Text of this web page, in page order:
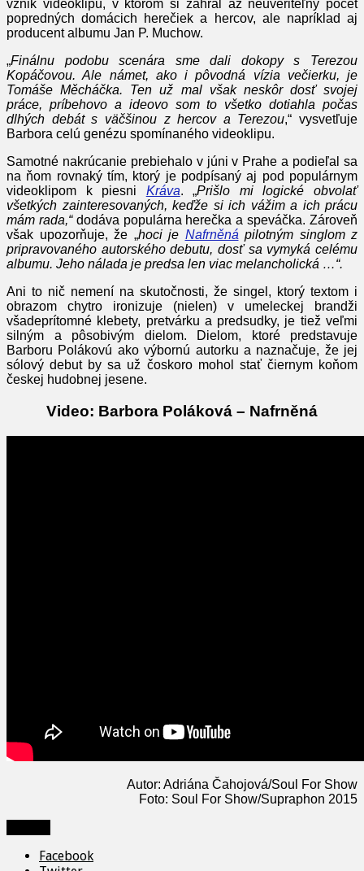
vznik videoklipu, v ktorom si zahral až neuveriteľný počet
popredných domácich herečiek a hercov, ale napríklad aj
producent albumu Jan P. Muchow.
„Finálnu podobu scenára sme dali dokopy s Terezou
Kopáčovou. Ale námet, ako i pôvodná vízia večierku, je
Tomáše Měcháčka. Ten už mal však neskôr dosť svojej
práce, príbehovo a ideovo som to všetko dotiahla počas
dlhých debát s väčšinou z hercov a Terezou,“ vysvetľuje
Barbora celú genézu spomínaného videoklipu.
Samotné nakrúcanie prebiehalo v júni v Prahe a podieľal sa
na ňom rovnaký tím, ktorý je podpísaný aj pod populárnym
videoklipom k piesni Kráva. „Prišlo mi logické obvolať
všetkých zainteresovaných, keďže si ich vážim a ich prácu
mám rada,“ dodáva populárna herečka a speváčka. Zároveň
však upozorňuje, že „hoci je Nafrněná pilotným singlom z
pripravovaného autorského debutu, dosť sa vymyká celému
albumu. Jeho nálada je predsa len viac melancholická …“.
Ani to nič nemení na skutočnosti, že singel, ktorý textom i
obrazom chytro ironizuje (nielen) v umeleckej brandži
všadeprítomné klebety, pretvárku a predsudky, je tiež veľmi
silným a pôsobivým dielom. Dielom, ktoré predstavuje
Barboru Polákovú ako výbornú autorku a naznačuje, že jej
sólový debut by sa už čoskoro mohol stať čiernym koňom
českej hudobnej jesene.
Video: Barbora Poláková – Nafrněná
Autor: Adriána Čahojová/Soul For Show
Foto: Soul For Show/Supraphon 2015
Facebook